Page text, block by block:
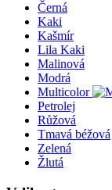
Černá
Kaki
Kašmír
Lila Kaki
Malinová
Modrá
Multicolor
Petrolej
Růžová
Tmavá béžová
Zelená
Žlutá